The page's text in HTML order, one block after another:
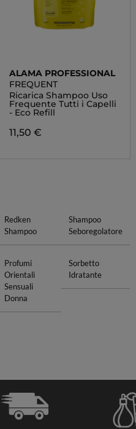
ALAMA PROFESSIONAL
FREQUENT
Ricarica Shampoo Uso
Frequente Tutti i Capelli
- Eco Refill
11,50 €
Redken
Shampoo
Shampoo
Seboregolatore
Profumi
Orientali
Sensuali
Donna
Sorbetto
Idratante